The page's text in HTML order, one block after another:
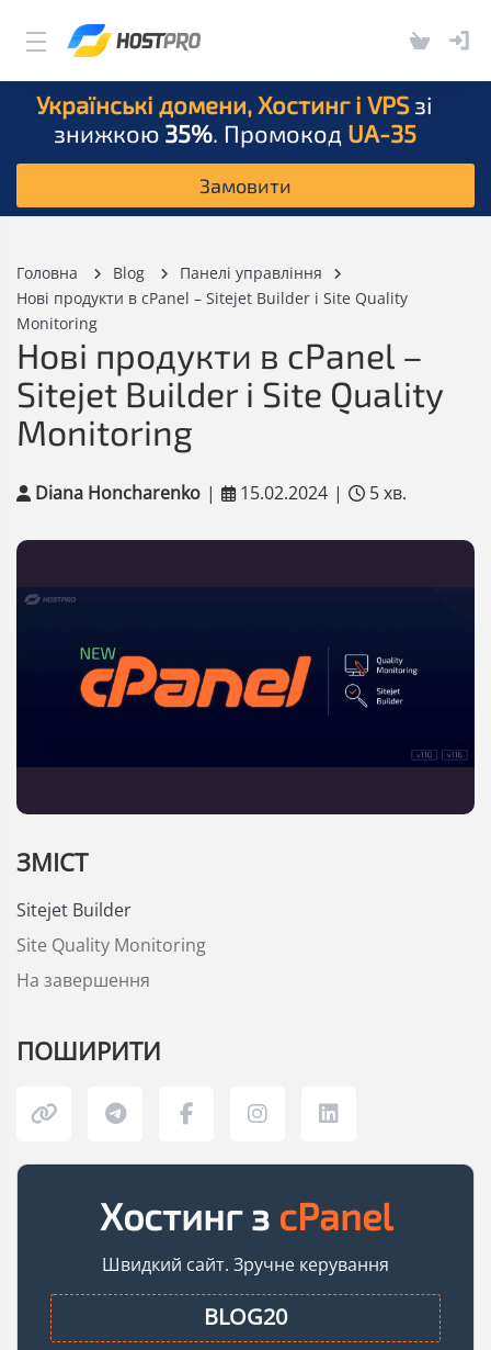
Українські домени, Хостинг і VPS зі
знижкою 35%. Промокод UA-35
Замовити
Головна Blog
Панелі управління
Нові продукти в cPanel – Sitejet Builder і Site Quality
Monitoring
Нові продукти в cPanel –
Sitejet Builder і Site Quality
Monitoring
Diana Honcharenko | 15.02.2024 | 5 хв.
ЗМІСТ
Sitejet Builder
Site Quality Monitoring
На завершення
ПОШИРИТИ
Хостинг з сPanel
Швидкий сайт. Зручне керування